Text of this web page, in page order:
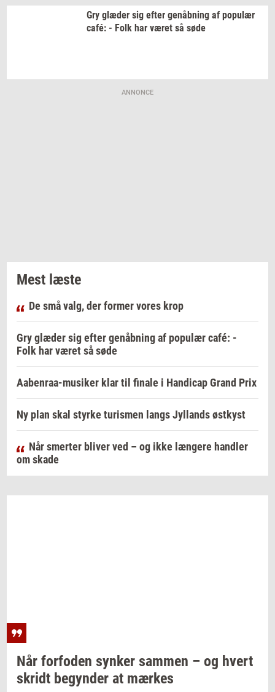
Gry glæ­der sig efter genåb­ning af po­pu­lær
café: - Folk har været så søde
ANNONCE
Mest læste
De små valg, der former vores krop
Gry glæder sig efter genåbning af populær café: -
Folk har været så søde
Aabenraa-musiker klar til finale i Handicap Grand Prix
Ny plan skal styrke turismen langs Jyllands østkyst
Når smerter bliver ved – og ikke længere handler
om skade
Når for­fo­den syn­ker sam­men – og hvert
skridt be­gyn­der at mær­kes